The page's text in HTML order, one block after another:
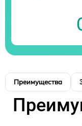
Преимущества